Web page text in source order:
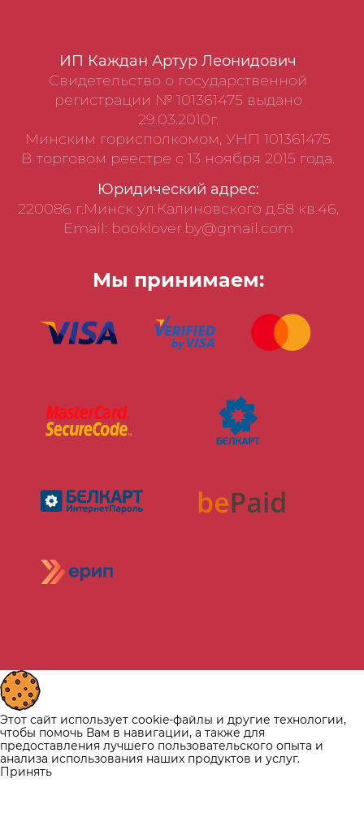
ИП Каждан Артур Леонидович
Свидетельство о государственной
регистрации № 101361475 выдано
29.03.2010г.
Минским горисполкомом, УНП 101361475
В торговом реестре с 13 ноября 2015 года.
Юридический адрес:
220086 г.Минск ул.Калиновского д.58 кв.46,
Email: booklover.by@gmail.com
Мы принимаем:
Этот сайт использует cookie-файлы и другие технологии,
чтобы помочь Вам в навигации, а также для
предоставления лучшего пользовательского опыта и
анализа использования наших продуктов и услуг.
Принять